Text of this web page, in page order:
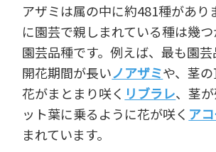
アザミは属の中に約481種があり
に園芸で親しまれている種は幾
園芸品種です。例えば、最も園
開花期間が長いノアザミや、茎
花がまとまり咲く リブラレ、茎
ット葉に乗るように花が咲く ア
まれています。